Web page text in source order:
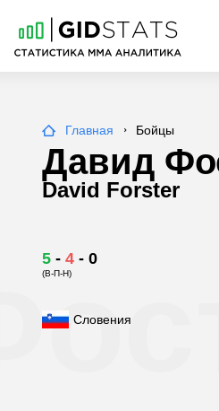
Главная Бойцы
Давид
David Forster
5 - 4 - 0
(В-П-Н)
Словения